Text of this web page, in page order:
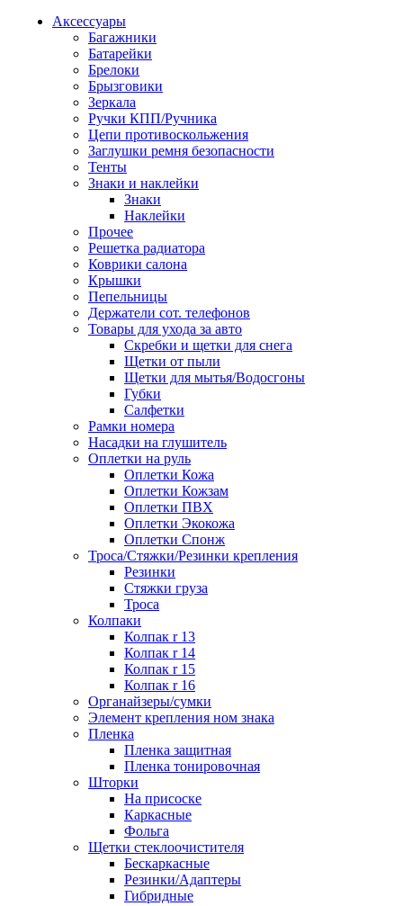
Аксессуары
Багажники
Батарейки
Брелоки
Брызговики
Зеркала
Ручки КПП/Ручника
Цепи противоскольжения
Заглушки ремня безопасности
Тенты
Знаки и наклейки
Знаки
Наклейки
Прочее
Решетка радиатора
Коврики салона
Крышки
Пепельницы
Держатели сот. телефонов
Товары для ухода за авто
Скребки и щетки для снега
Щетки от пыли
Щетки для мытья/Водосгоны
Губки
Салфетки
Рамки номера
Насадки на глушитель
Оплетки на руль
Оплетки Кожа
Оплетки Кожзам
Оплетки ПВХ
Оплетки Экокожа
Оплетки Спонж
Троса/Стяжки/Резинки крепления
Резинки
Стяжки груза
Троса
Колпаки
Колпак r 13
Колпак r 14
Колпак r 15
Колпак r 16
Органайзеры/сумки
Элемент крепления ном знака
Пленка
Пленка защитная
Пленка тонировочная
Шторки
На присоске
Каркасные
Фольга
Щетки стеклоочистителя
Бескаркасные
Резинки/Адаптеры
Гибридные